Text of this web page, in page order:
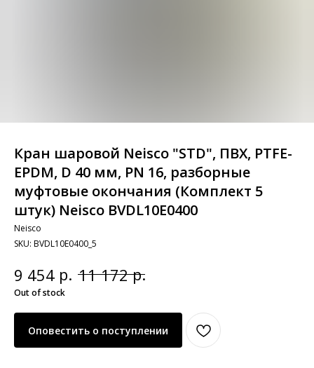
Кран шаровой Neisco "STD", ПВХ, PTFE-
EPDM, D 40 мм, PN 16, разборные
муфтовые окончания (Комплект 5
штук) Neisco BVDL10E0400
Neisco
SKU: BVDL10E0400_5
9 454 р. 11 172 р.
Out of stock
Оповестить о поступлении